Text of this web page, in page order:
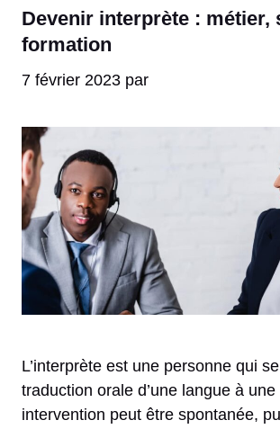
Devenir interprète : métier,
formation
7 février 2023 par
L’interprète est une personne qui
traduction orale d’une langue à
intervention peut être spontanée,